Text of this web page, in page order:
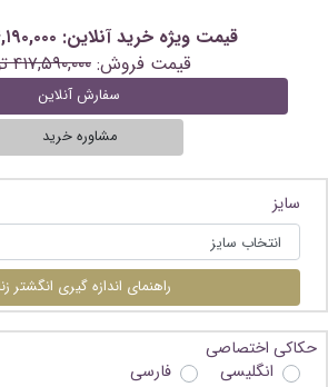
قیمت ویژه خرید آنلاین: ۳۸۴,۱۹۰,۰۰۰ تومان
قیمت فروش: ۴۱۷,۵۹۰,۰۰۰ تومان
سفارش آنلاین
مشاوره خرید
سایز
راهنمای اندازه گیری انگشتر
حکاکی اختصاصی
انگلیسی
فارسی